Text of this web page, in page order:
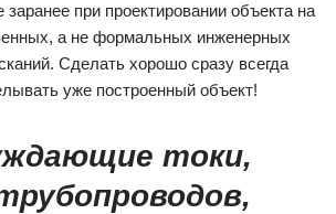
заранее при проектировании объекта на
а не формальных инженерных
Сделать хорошо сразу всегда
уже построенный объект!
токи,